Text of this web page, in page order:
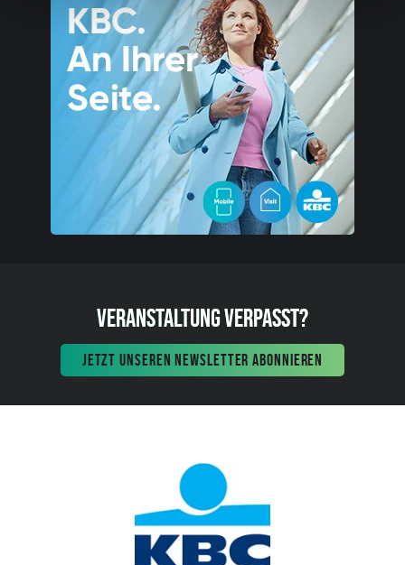
VERANSTALTUNG VERPASST?
JETZT UNSEREN NEWSLETTER ABONNIEREN